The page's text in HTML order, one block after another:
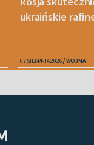
ukraińskie
07 SIERPNIA 2026 WOJNA